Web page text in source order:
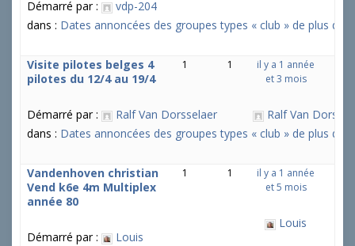
Démarré par :
vdp-204
dans : Dates annoncées des groupes types « club » de plus de
Visite pilotes belges 4
pilotes du 12/4 au 19/4
Démarré par :
Ralf Van Dorsselaer
dans : Dates annoncées des groupes types « club » de plus de
1 1
il y a 1 année
et 3 mois
Ralf Van
Vandenhoven christian
Vend k6e 4m Multiplex
année 80
Démarré par :
Louis
1 1
il y a 1 année
et 5 mois
Louis